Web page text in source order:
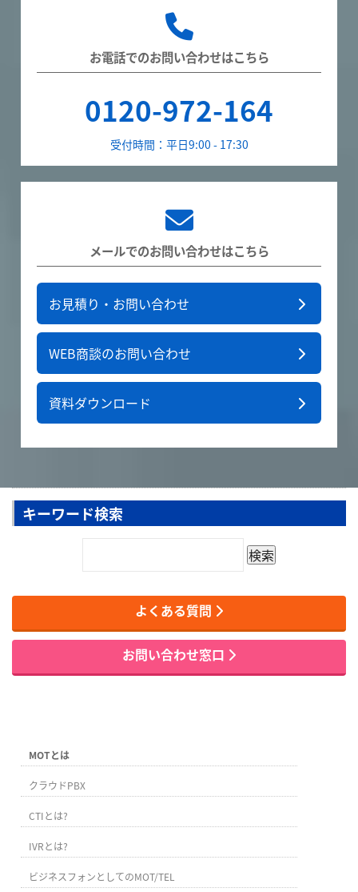
お電話でのお問い合わせはこちら
0120-972-164
受付時間：平日9:00 - 17:30
メールでのお問い合わせはこちら
お見積り・お問い合わせ
WEB商談のお問い合わせ
資料ダウンロード
キーワード検索
よくある質問
お問い合わせ窓口
MOTとは
クラウドPBX
CTIとは?
IVRとは?
ビジネスフォンとしてのMOT/TEL